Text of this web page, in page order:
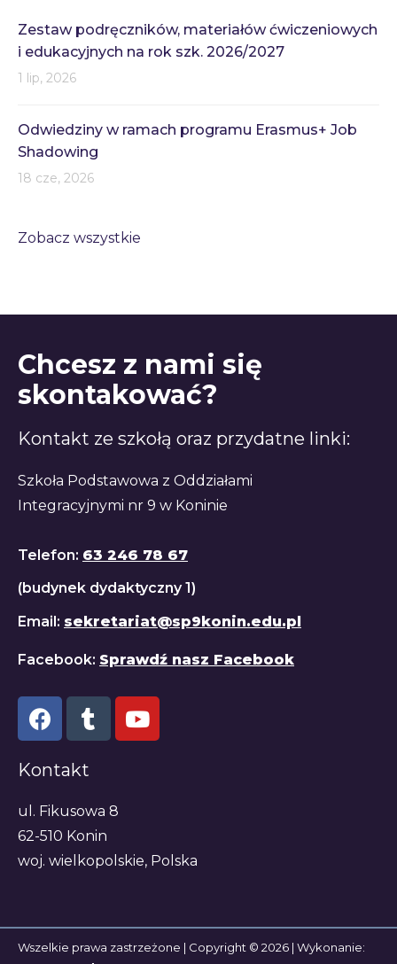
Zestaw podręczników, materiałów ćwiczeniowych
i edukacyjnych na rok szk. 2026/2027
1 lip, 2026
Odwiedziny w ramach programu Erasmus+ Job
Shadowing
18 cze, 2026
Zobacz wszystkie
Chcesz z nami się
skontakować?
Kontakt ze szkołą oraz przydatne linki:
Szkoła Podstawowa z Oddziałami
Integracyjnymi nr 9 w Koninie
Telefon: 63 246 78 67
(budynek dydaktyczny 1)
Email: sekretariat@sp9konin.edu.pl
Facebook: Sprawdź nasz Facebook
Kontakt
ul. Fikusowa 8
62-510 Konin
woj. wielkopolskie, Polska
Wszelkie prawa zastrzeżone | Copyright © 2026 | Wykonanie: